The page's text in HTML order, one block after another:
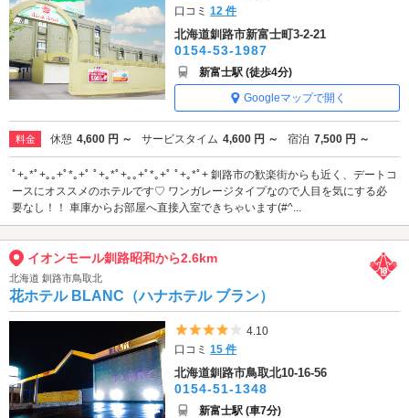
口コミ12 件
北海道釧路市新富士町3-2-21
0154-53-1987
新富士駅 (徒歩4分)
Googleマップで開く
料金 休憩 4,600 円 ～ サービスタイム 4,600 円 ～ 宿泊 7,500 円 ～
ﾟ+｡*ﾟ+｡｡+ﾟ*｡+ﾟ ﾟ+｡*ﾟ+｡｡+ﾟ*｡+ﾟ ﾟ+｡*ﾟ+ 釧路市の歓楽街からも近く、デートコ
ースにオススメのホテルです♡ ワンガレージタイプなので人目を気にする必
要なし！！ 車庫からお部屋へ直接入室できちゃいます(#^...
イオンモール釧路昭和から2.6km
北海道 釧路市鳥取北
花ホテル BLANC（ハナホテル ブラン）
5つ星のうち4
4.10
口コミ15 件
北海道釧路市鳥取北10-16-56
0154-51-1348
新富士駅 (車7分)